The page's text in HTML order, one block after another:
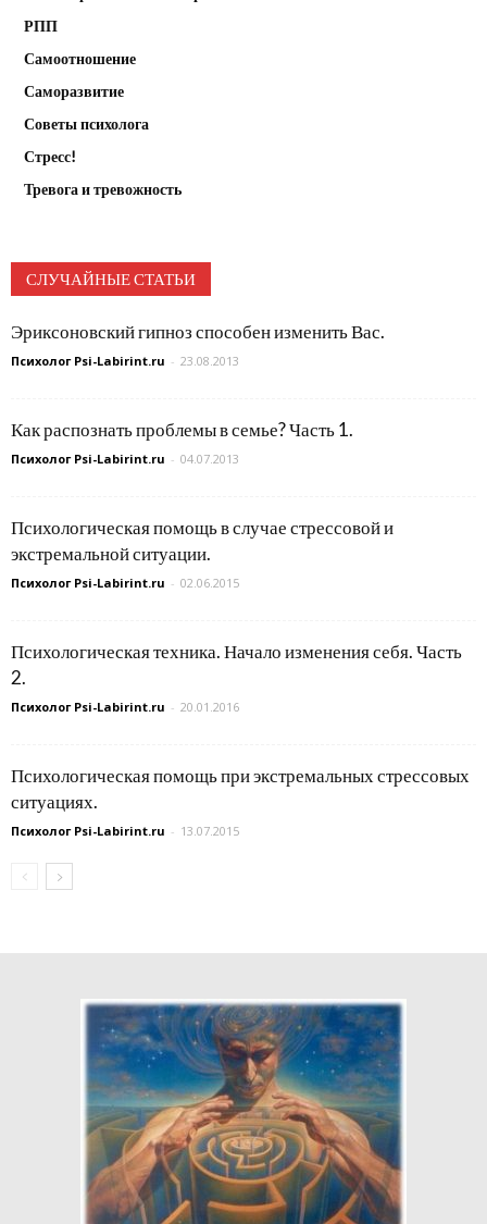
РПП
Самоотношение
Саморазвитие
Советы психолога
Стресс!
Тревога и тревожность
СЛУЧАЙНЫЕ СТАТЬИ
Эриксоновский гипноз способен изменить Вас.
Психолог Psi-Labirint.ru - 23.08.2013
Как распознать проблемы в семье? Часть 1.
Психолог Psi-Labirint.ru - 04.07.2013
Психологическая помощь в случае стрессовой и
экстремальной ситуации.
Психолог Psi-Labirint.ru - 02.06.2015
Психологическая техника. Начало изменения себя. Часть
2.
Психолог Psi-Labirint.ru - 20.01.2016
Психологическая помощь при экстремальных стрессовых
ситуациях.
Психолог Psi-Labirint.ru - 13.07.2015